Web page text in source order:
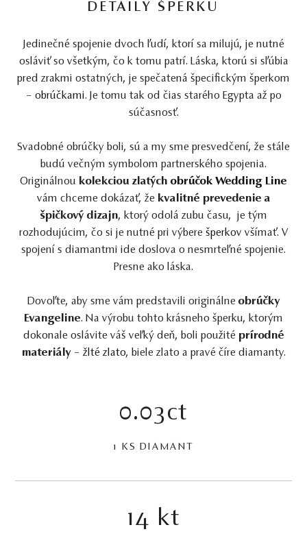
DETAILY ŠPERKU
Jedinečné spojenie dvoch ľudí, ktorí sa milujú, je nutné
osláviť so všetkým, čo k tomu patrí. Láska, ktorú si sľúbia
pred zrakmi ostatných, je spečatená špecifickým šperkom
– obrúčkami. Je tomu tak od čias starého Egypta až po
súčasnosť.
Svadobné obrúčky boli, sú a my sme presvedčení, že stále
budú večným symbolom partnerského spojenia.
Originálnou kolekciou zlatých obrúčok Wedding Line
vám chceme dokázať, že kvalitné prevedenie a
špičkový dizajn, ktorý odolá zubu času, je tým
rozhodujúcim, čo si je nutné pri výbere šperkov všímať. V
spojení s diamantmi ide doslova o nesmrteľné spojenie.
Presne ako láska.
Dovoľte, aby sme vám predstavili originálne obrúčky
Evangeline. Na výrobu tohto krásneho šperku, ktorým
dokonale oslávite váš veľký deň, boli použité prírodné
materiály– žlté zlato, biele zlato a pravé číre diamanty.
0.03ct
1 KS DIAMANT
14 kt